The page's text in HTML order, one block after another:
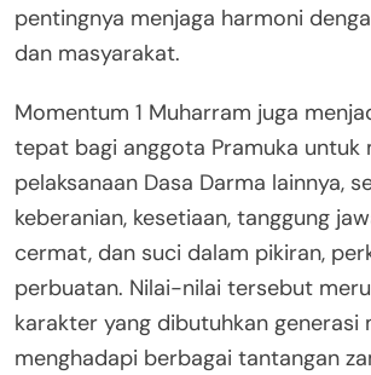
pentingnya menjaga harmoni
dan masyarakat.
Momentum 1 Muharram juga
tepat bagi anggota Pramuka untuk
pelaksanaan Dasa Darma lainnya,
keberanian, kesetiaan, tanggung
cermat, dan suci dalam pikiran,
perbuatan. Nilai-nilai tersebut
karakter yang dibutuhkan generasi
menghadapi berbagai tantangan